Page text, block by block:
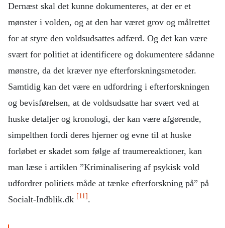
Dernæst skal det kunne dokumenteres, at der er et
mønster i volden, og at den har været grov og målrettet
for at styre den voldsudsattes adfærd. Og det kan være
svært for politiet at identificere og dokumentere sådanne
mønstre, da det kræver nye efterforskningsmetoder.
Samtidig kan det være en udfordring i efterforskningen
og bevisførelsen, at de voldsudsatte har svært ved at
huske detaljer og kronologi, der kan være afgørende,
simpelthen fordi deres hjerner og evne til at huske
forløbet er skadet som følge af traumereaktioner, kan
man læse i artiklen ”Kriminalisering af psykisk vold
udfordrer politiets måde at tænke efterforskning på” på
Socialt-Indblik.dk [11] .